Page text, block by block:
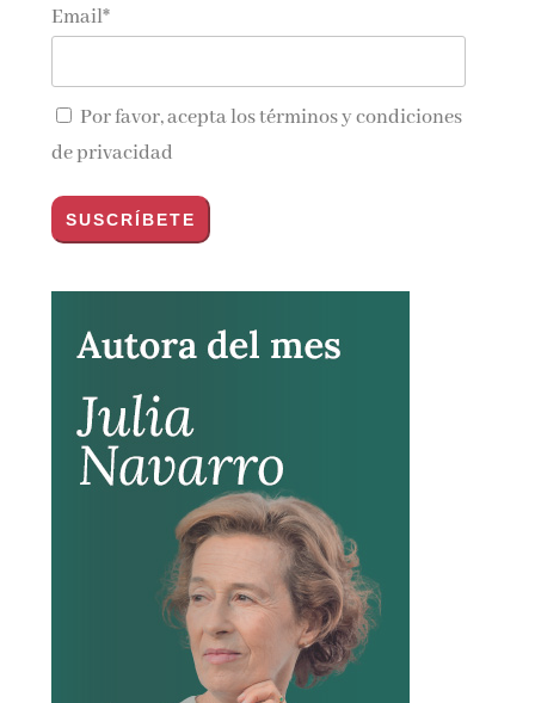
Email*
Por favor, acepta lostérminos y condiciones
de privacidad